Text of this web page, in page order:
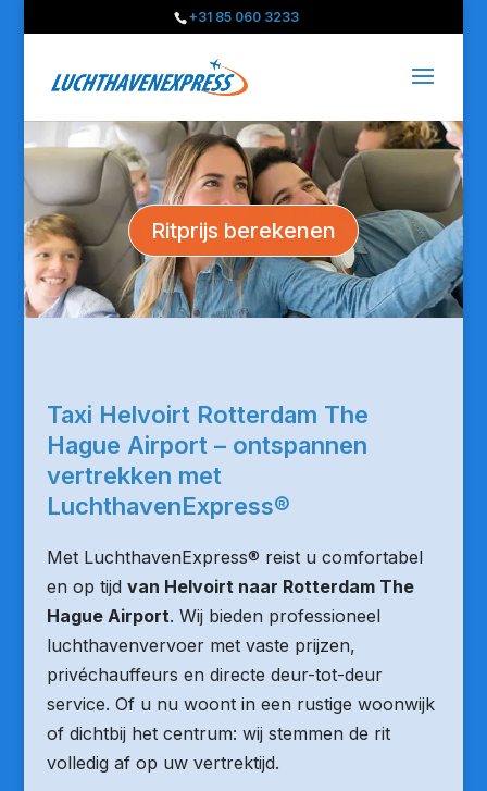
+31 85 060 3233
Ritprijs berekenen
Taxi Helvoirt Rotterdam The
Hague Airport – ontspannen
vertrekken met
LuchthavenExpress®
Met LuchthavenExpress® reist u comfortabel
en op tijd van Helvoirt naar Rotterdam The
Hague Airport. Wij bieden professioneel
luchthavenvervoer met vaste prijzen,
privéchauffeurs en directe deur-tot-deur
service. Of u nu woont in een rustige woonwijk
of dichtbij het centrum: wij stemmen de rit
volledig af op uw vertrektijd.